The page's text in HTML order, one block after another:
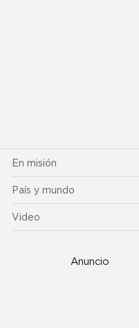
En misión
País y mundo
Video
Anuncio